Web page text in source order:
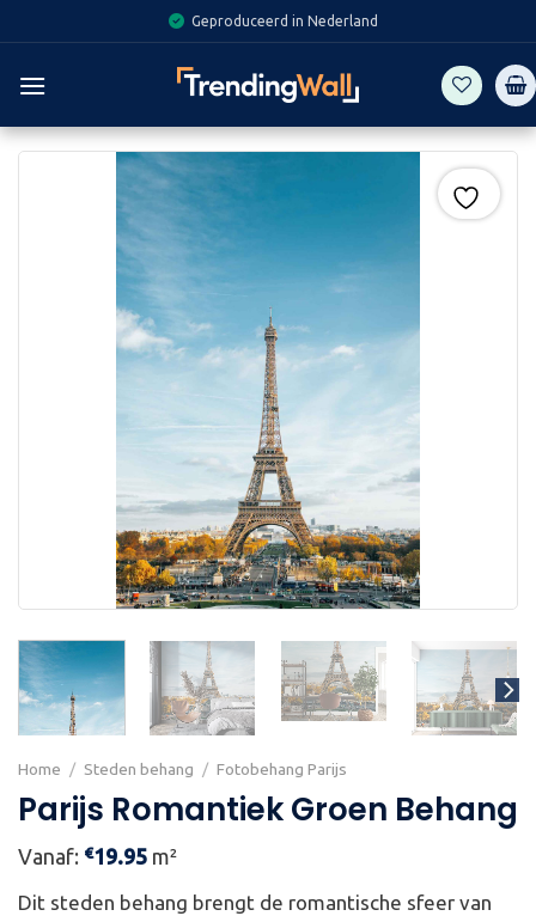
to
content
Geproduceerd in Nederland
Home / Steden behang / Fotobehang Parijs
Parijs Romantiek Groen Behang
Vanaf: €19.95 m²
Dit steden behang brengt de romantische sfeer van